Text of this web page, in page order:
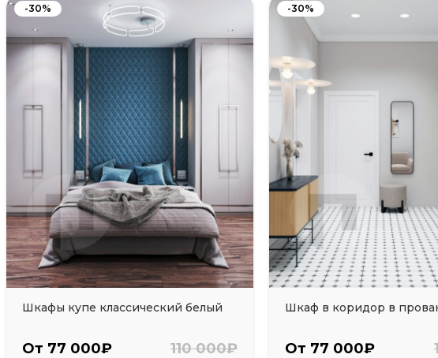
-30%
Шкафы купе классический белый
От 77 000₽ 110 000₽
-30%
Шкаф в коридор в
От 77 000₽